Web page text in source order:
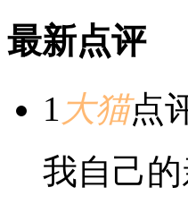
最新点评
1 大猫点
我自己